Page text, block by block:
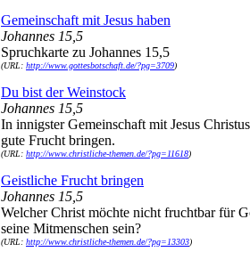
Gemeinschaft mit Jesus haben
Johannes 15,5
Spruchkarte zu Johannes 15,5
(URL: http://www.gottesbotschaft.de/?pg=3709)
Du bist der Weinstock
Johannes 15,5
In innigster Gemeinschaft mit Jesus
gute Frucht bringen.
(URL: http://www.christliche-themen.de/?pg=11618)
Geistliche Frucht bringen
Johannes 15,5
Welcher Christ möchte nicht fruchtbar für
seine Mitmenschen sein?
(URL: http://www.christliche-themen.de/?pg=13303)